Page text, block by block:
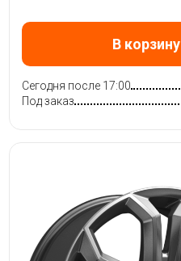
В корзину
Сегодня после 17:00
Под заказ